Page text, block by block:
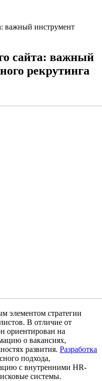
важный инструмент
сайта: важный
рекрутинга
элементом стратегии
В отличие от
ориентирован на
о вакансиях,
развития. Разработка
подхода,
с внутренними HR-
системы.